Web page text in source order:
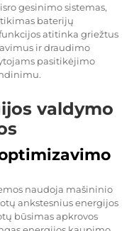
gesinimo sistemas,
baterijų
atitinka griežtus
ir draudimo
pasitikėjimo
valdymo
naudoja mašininio
ankstesnius energijos
būsimas apkrovos